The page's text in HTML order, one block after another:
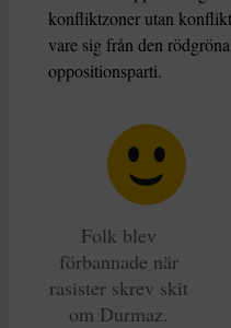
konfliktzoner utan
vare sig från den
oppositionsparti.
Folk blev
förbannade när
rasister skrev skit
om Durmaz.